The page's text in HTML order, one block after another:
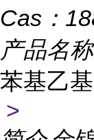
Cas：
产品名称
苯基乙
>